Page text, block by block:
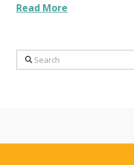
Read More
Search